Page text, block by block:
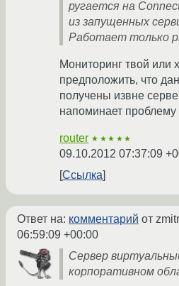
ругается на
из запущенных
Работает только
Мониторинг твой или
предположить, что
получены извне
напоминает проблему
router ★★★★★
09.10.2012 07:37:09
Ссылка
Ответ на: комментарий от
06:59:09 +00:00
Сервер
корпоративном